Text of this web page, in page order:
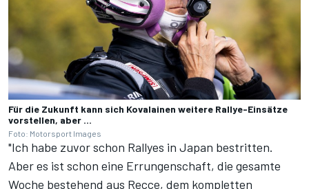
Für die Zukunft kann sich Kovalainen weitere Rallye-Einsätze
vorstellen, aber ...
Foto: Motorsport Images
"Ich habe zuvor schon Rallyes in Japan bestritten.
Aber es ist schon eine Errungenschaft, die gesamte
Woche bestehend aus Recce, dem kompletten